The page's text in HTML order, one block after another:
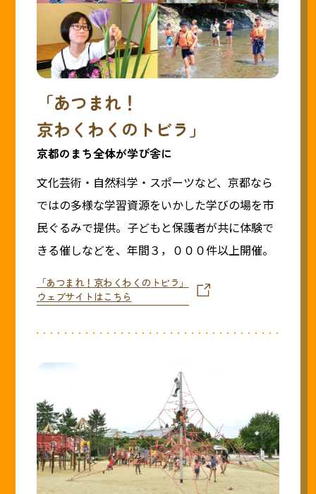
「あつまれ！
京わくわくのトビラ」
京都のまち全体が学び舎に
文化芸術・自然科学・スポーツなど、京都なら
ではの多様な学習資源をいかした学びの場を市
民ぐるみで提供。子どもと保護者が共に体験で
きる催しなどを、年間３，０００件以上開催。
「あつまれ！京わくわくのトビラ」
ウェブサイトはこちら